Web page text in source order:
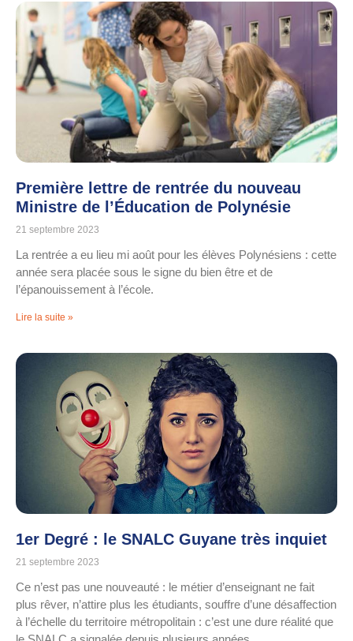
Première lettre de rentrée du nouveau
Ministre de l’Éducation de Polynésie
21 septembre 2023
La rentrée a eu lieu mi août pour les élèves Polynésiens : cette
année sera placée sous le signe du bien être et de
l’épanouissement à l’école.
Lire la suite »
1er Degré : le SNALC Guyane très inquiet
21 septembre 2023
Ce n’est pas une nouveauté : le métier d’enseignant ne fait
plus rêver, n’attire plus les étudiants, souffre d’une désaffection
à l’échelle du territoire métropolitain : c’est une dure réalité que